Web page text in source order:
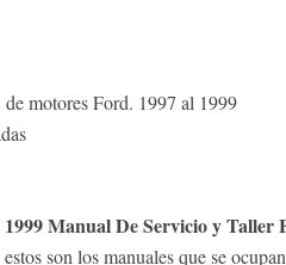
motores Ford. 1997 al 1999
1999 Manual De Servicio y Taller
son los manuales que se